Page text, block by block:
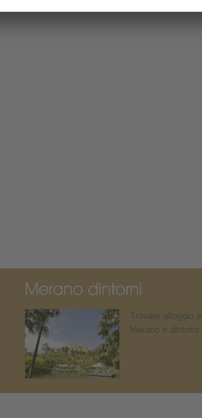
Trovare alloggio a
Merano e dintorni